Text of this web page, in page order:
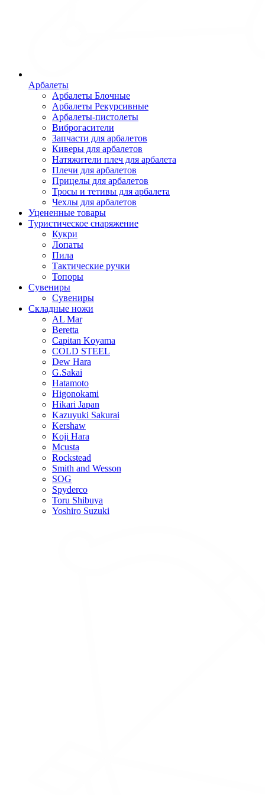
Арбалеты
Арбалеты Блочные
Арбалеты Рекурсивные
Арбалеты-пистолеты
Виброгасители
Запчасти для арбалетов
Киверы для арбалетов
Натяжители плеч для арбалета
Плечи для арбалетов
Прицелы для арбалетов
Тросы и тетивы для арбалета
Чехлы для арбалетов
Уцененные товары
Туристическое снаряжение
Кукри
Лопаты
Пила
Тактические ручки
Топоры
Сувениры
Сувениры
Складные ножи
AL Mar
Beretta
Capitan Koyama
COLD STEEL
Dew Hara
G.Sakai
Hatamoto
Higonokami
Hikari Japan
Kazuyuki Sakurai
Kershaw
Koji Hara
Mcusta
Rockstead
Smith and Wesson
SOG
Spyderco
Toru Shibuya
Yoshiro Suzuki